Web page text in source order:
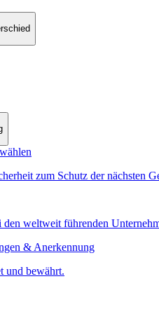
zum Schutz der nächsten
den weltweit führenden
& Anerkennung
und bewährt.